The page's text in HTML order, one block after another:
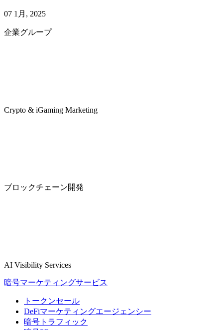
07 1月, 2025
企業グループ
Crypto & iGaming Marketing
ブロックチェーン開発
AI Visibility Services
暗号マーケティングサービス
トークンセール
DeFiマーケティングエージェンシー
暗号トラフィック